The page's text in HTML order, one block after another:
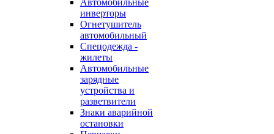
Автомобильные
инверторы
Огнетушитель
автомобильный
Спецодежда -
жилеты
Автомобильные
зарядные
устройства и
разветвители
Знаки аварийной
остановки